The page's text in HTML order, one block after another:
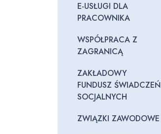
E-USŁUGI DLA
PRACOWNIKA
WSPÓŁPRACA Z
ZAGRANICĄ
ZAKŁADOWY
FUNDUSZ ŚWIADCZEŃ
SOCJALNYCH
ZWIĄZKI ZAWODOWE